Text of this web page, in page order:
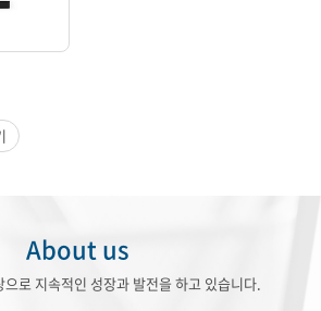
About us
로 지속적인 성장과 발전을 하고 있습니다.